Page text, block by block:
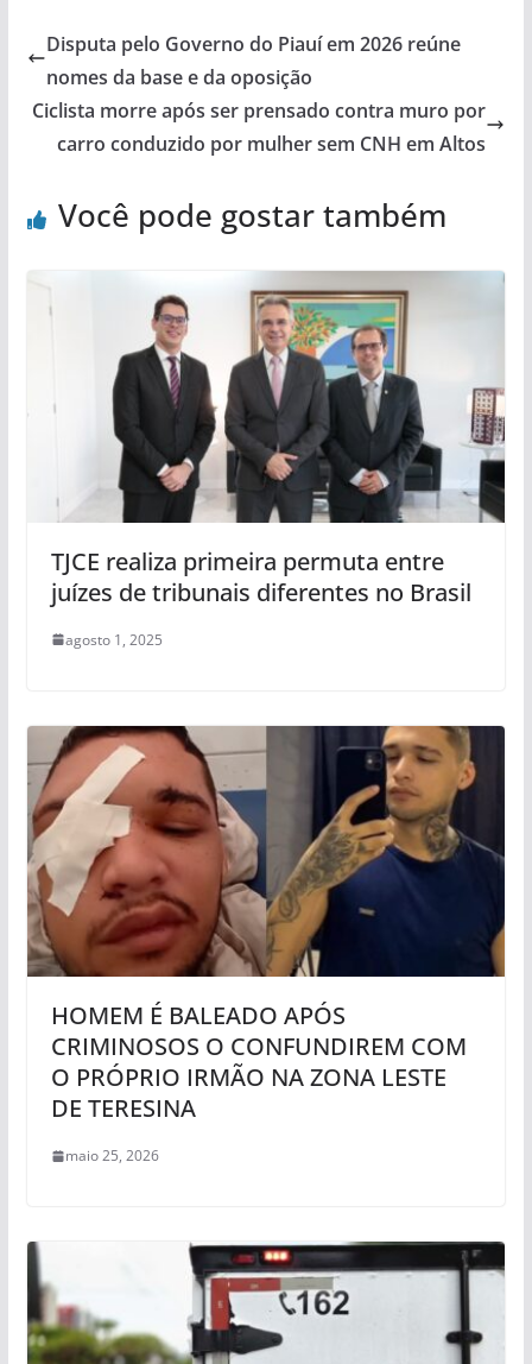
Disputa pelo Governo do Piauí em 2026 reúne
nomes da base e da oposição
Ciclista morre após ser prensado contra muro por
carro conduzido por mulher sem CNH em Altos
Você pode gostar também
TJCE realiza primeira permuta entre
juízes de tribunais diferentes no Brasil
agosto 1, 2025
HOMEM É BALEADO APÓS
CRIMINOSOS O CONFUNDIREM COM
O PRÓPRIO IRMÃO NA ZONA LESTE
DE TERESINA
maio 25, 2026